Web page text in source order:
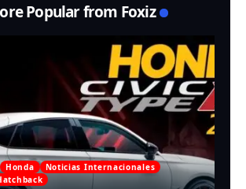
Popular from Foxiz
Honda
Noticias Internacionales